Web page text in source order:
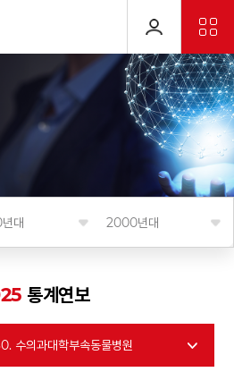
대 2000년대
통계연보
수의과대학부속동물병원